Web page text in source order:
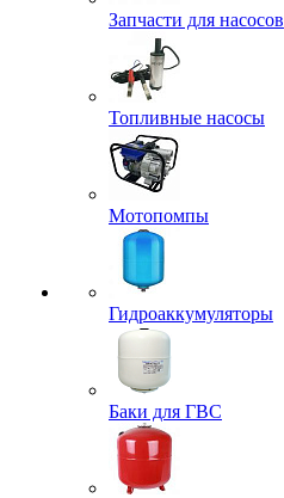
Запчасти для насосов
Топливные насосы
Мотопомпы
Гидроаккумуляторы
Баки для ГВС